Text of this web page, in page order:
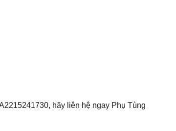
hãy liên hệ ngay Phụ Tùng